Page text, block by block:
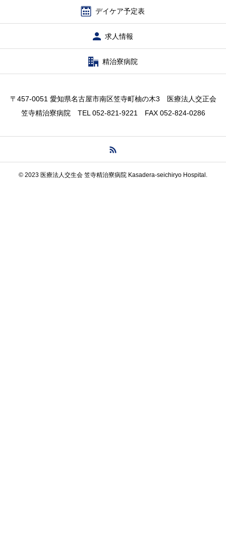
デイケア予定表
求人情報
精治寮病院
〒457-0051 愛知県名古屋市南区笠寺町柚の木3 医療法人交正会
笠寺精治寮病院 TEL 052-821-9221 FAX 052-824-0286
© 2023 医療法人交生会 笠寺精治寮病院 Kasadera-seichiryo Hospital.